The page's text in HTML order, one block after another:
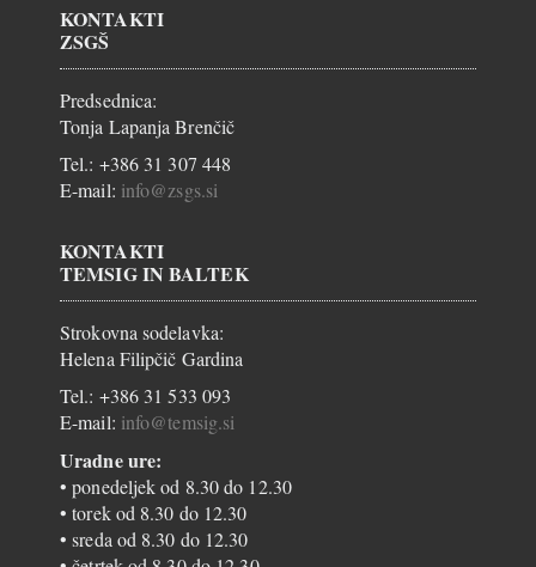
KONTAKTI
ZSGŠ
Predsednica:
Tonja Lapanja Brenčič
Tel.: +386 31 307 448
E-mail: info@zsgs.si
KONTAKTI
TEMSIG IN BALTEK
Strokovna sodelavka:
Helena Filipčič Gardina
Tel.: +386 31 533 093
E-mail: info@temsig.si
Uradne ure:
• ponedeljek od 8.30 do 12.30
• torek od 8.30 do 12.30
• sreda od 8.30 do 12.30